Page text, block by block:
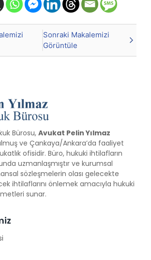
Sonraki Makalemizi
Görüntüle
Bürosu, Avukat Pelin Yılmaz
ve Çankaya/Ankara’da faaliyet
ofisidir. Büro, hukuki ihtilafların
uzmanlaşmıştır ve kurumsal
sözleşmelerin olası gelecekte
ihtilaflarını önlemek amacıyla hukuki
sunar.